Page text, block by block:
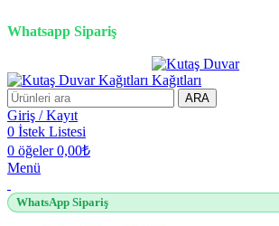
Whatsapp Sipariş
ARA
Giriş / Kayıt
0 İstek Listesi
0 öğeler 0,00₺
Menü
WhatsApp Sipariş